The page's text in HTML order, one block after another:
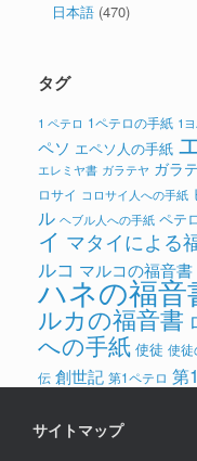
日本語 (470)
タグ
1 ペテロ 1ペテロの手紙 1
ペソ エペソ人の手紙
エレミヤ書 ガラテヤ ガラ
ロサイ コロサイ人への手紙
ル ヘブル人への手紙 ペテ
イ マタイによる
ルコ マルコの福音書
ハネの福音
ルカの福音書
への手紙 使徒 使徒
伝 創世記 第1ペテロ 第
サイトマップ